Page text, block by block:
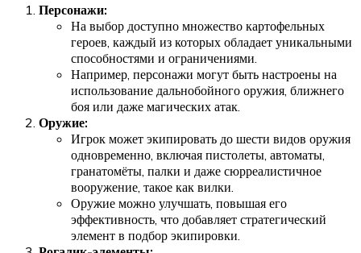
Персонажи:
На выбор доступно множество картофельных
героев, каждый из которых обладает уникальными
способностями и ограничениями.
Например, персонажи могут быть настроены на
использование дальнобойного оружия, ближнего
боя или даже магических атак.
Оружие:
Игрок может экипировать до шести видов оружия
одновременно, включая пистолеты, автоматы,
гранатомёты, палки и даже сюрреалистичное
вооружение, такое как вилки.
Оружие можно улучшать, повышая его
эффективность, что добавляет стратегический
элемент в подбор экипировки.